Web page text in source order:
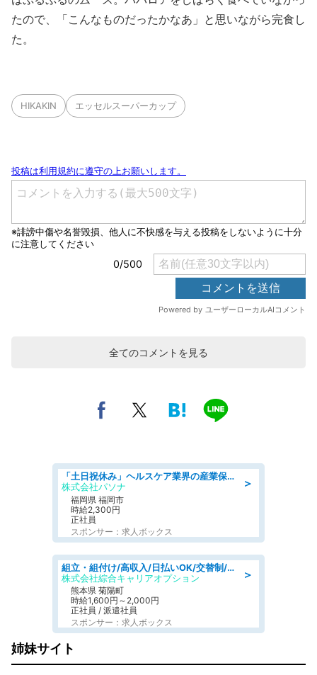
たので、「こんなものだったかなあ」と思いながら完食し
た。
HIKAKIN エッセルスーパーカップ
全てのコメントを見る
＞
「土日祝休み」ヘルスケア業界の産業保健師/高時給/未経験OK/要資格:保健師、正看護師
株式会社パソナ
福岡県 福岡市
時給2,300円
正社員
スポンサー：求人ボックス
＞
組立・組付け/高収入/日払いOK/交替制/20・30・40代活躍中/製造 工場
株式会社綜合キャリアオプション
熊本県 菊陽町
時給1,600円～2,000円
正社員 / 派遣社員
スポンサー：求人ボックス
姉妹サイト